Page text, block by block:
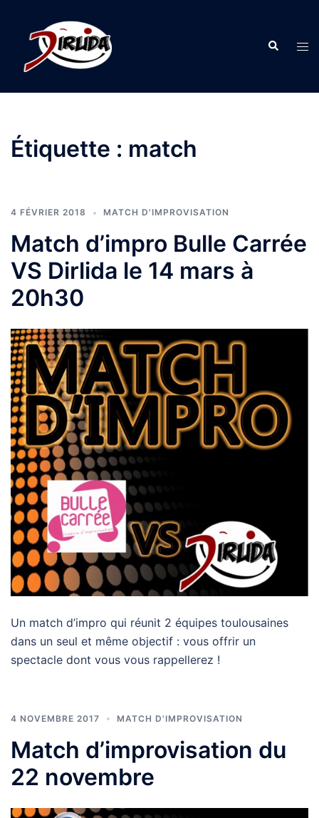
contenu
Étiquette : match
4 FÉVRIER 2018 MATCH D'IMPROVISATION
Match d’impro Bulle Carrée
VS Dirlida le 14 mars à
20h30
Un match d’impro qui réunit 2 équipes toulousaines
dans un seul et même objectif : vous offrir un
spectacle dont vous vous rappellerez !
4 NOVEMBRE 2017 MATCH D'IMPROVISATION
Match d’improvisation du
22 novembre